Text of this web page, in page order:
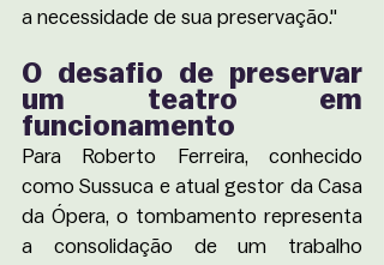
a necessidade de sua preservação."
O desafio de preservar
um teatro em
funcionamento
Para Roberto Ferreira, conhecido
como Sussuca e atual gestor da Casa
da Ópera, o tombamento representa
a consolidação de um trabalho